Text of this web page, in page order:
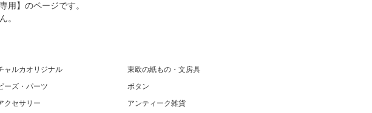
用】のページです。
。
ャルカオリジナル
東欧の紙もの・文房具
ーズ・パーツ
ボタン
クセサリー アンティーク雑貨